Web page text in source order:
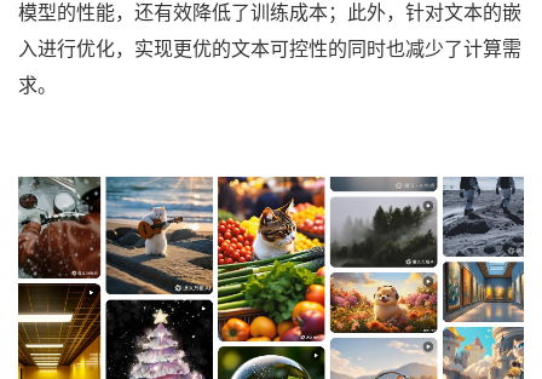
模型的性能，还有效降低了训练成本；此外，针对文本的嵌
入进行优化，实现更优的文本可控性的同时也减少了计算需
求。